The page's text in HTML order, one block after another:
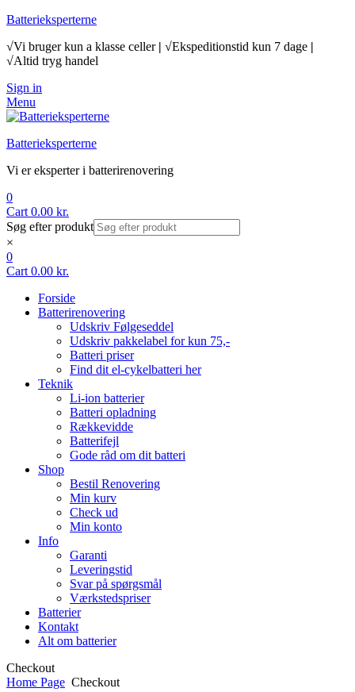
Batterieksperterne
√Vi bruger kun a klasse celler | √Ekspeditionstid kun 7 dage |
√Altid tryg handel
Sign in
Menu
Batterieksperterne
Vi er eksperter i batterirenovering
0
Cart 0.00 kr.
Søg efter produkt
×
0
Cart 0.00 kr.
Forside
Batterirenovering
Udskriv Følgeseddel
Udskriv pakkelabel for kun 75,-
Batteri priser
Find dit el-cykelbatteri her
Teknik
Li-ion batterier
Batteri opladning
Rækkevidde
Batterifejl
Gode råd om dit batteri
Shop
Bestil Renovering
Min kurv
Check ud
Min konto
Info
Garanti
Leveringstid
Svar på spørgsmål
Værkstedspriser
Batterier
Kontakt
Alt om batterier
Checkout
Home Page Checkout